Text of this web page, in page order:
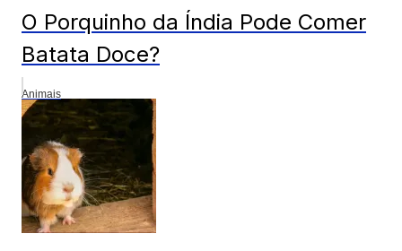
O Porquinho da Índia Pode Comer
Batata Doce?
Animais